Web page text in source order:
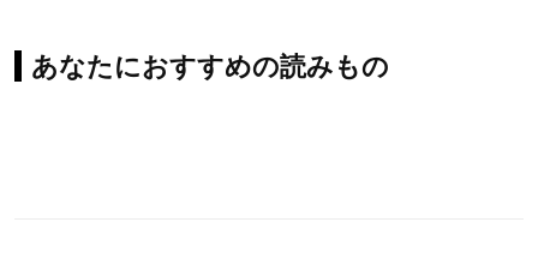
あなたにおすすめの読みもの